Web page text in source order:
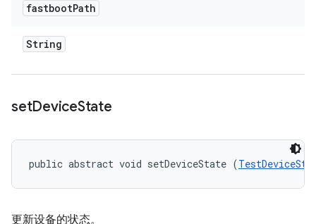
fastbootPath
String
setDeviceState
public abstract void setDeviceState (
更新设备的状态。